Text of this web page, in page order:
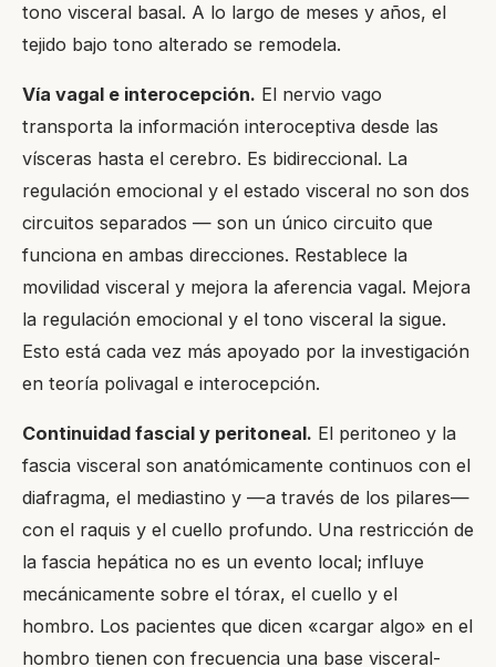
tono visceral basal. A lo largo de meses y años, el
tejido bajo tono alterado se remodela.
Vía vagal e interocepción. El nervio vago
transporta la información interoceptiva desde las
vísceras hasta el cerebro. Es bidireccional. La
regulación emocional y el estado visceral no son dos
circuitos separados — son un único circuito que
funciona en ambas direcciones. Restablece la
movilidad visceral y mejora la aferencia vagal. Mejora
la regulación emocional y el tono visceral la sigue.
Esto está cada vez más apoyado por la investigación
en teoría polivagal e interocepción.
Continuidad fascial y peritoneal. El peritoneo y la
fascia visceral son anatómicamente continuos con el
diafragma, el mediastino y —a través de los pilares—
con el raquis y el cuello profundo. Una restricción de
la fascia hepática no es un evento local; influye
mecánicamente sobre el tórax, el cuello y el
hombro. Los pacientes que dicen «cargar algo» en el
hombro tienen con frecuencia una base visceral-